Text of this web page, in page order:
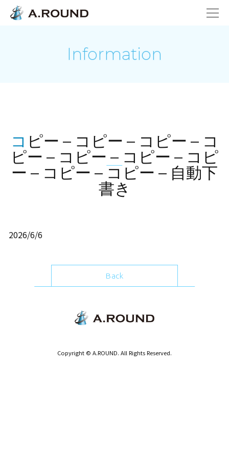
Information
コピー – コピー – コピー – コ
ピー – コピー – コピー – コピ
ー – コピー – コピー – 自動下
書き
2026/6/6
Back
Copyright © A.ROUND. All Rights Reserved.